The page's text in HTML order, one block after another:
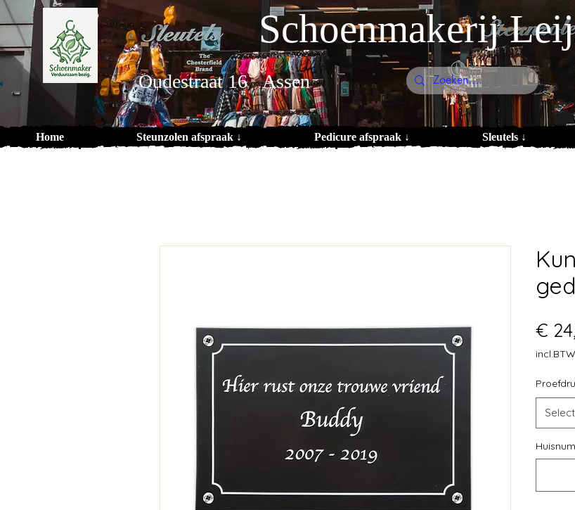
Schoenmakerij
Oudestraat 16 Assen
Home Steunzolen afspraak ↓ Pedicure afspraak ↓ Sleutels ↓
€
incl.BTW